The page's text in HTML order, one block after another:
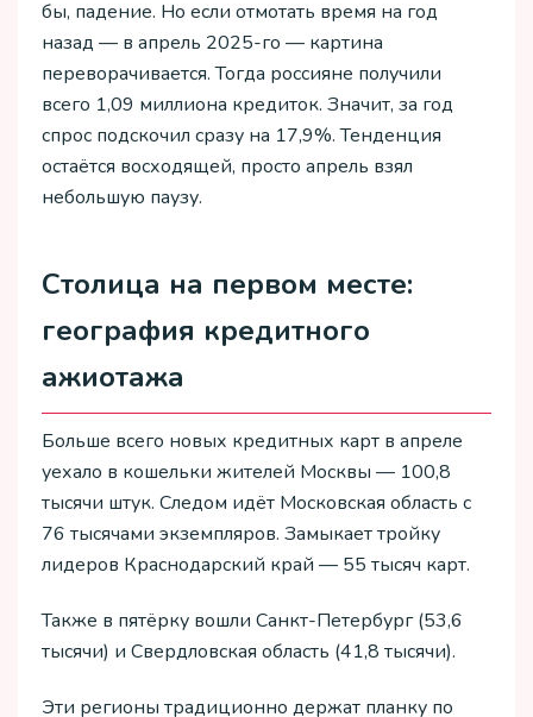
бы, падение. Но если отмотать время на год
назад — в апрель 2025-го — картина
переворачивается. Тогда россияне получили
всего 1,09 миллиона кредиток. Значит, за год
спрос подскочил сразу на 17,9%. Тенденция
остаётся восходящей, просто апрель взял
небольшую паузу.
Столица на первом месте:
география кредитного
ажиотажа
Больше всего новых кредитных карт в апреле
уехало в кошельки жителей Москвы — 100,8
тысячи штук. Следом идёт Московская область с
76 тысячами экземпляров. Замыкает тройку
лидеров Краснодарский край — 55 тысяч карт.
Также в пятёрку вошли Санкт-Петербург (53,6
тысячи) и Свердловская область (41,8 тысячи).
Эти регионы традиционно держат планку по